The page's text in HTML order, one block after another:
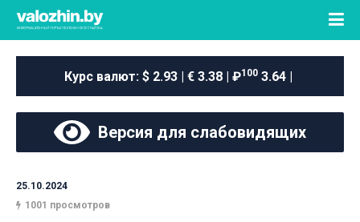
Курс валют: $ 2.93 | € 3.38 | ₽100 3.64 |
Версия для слабовидящих
25.10.2024
1001 просмотров